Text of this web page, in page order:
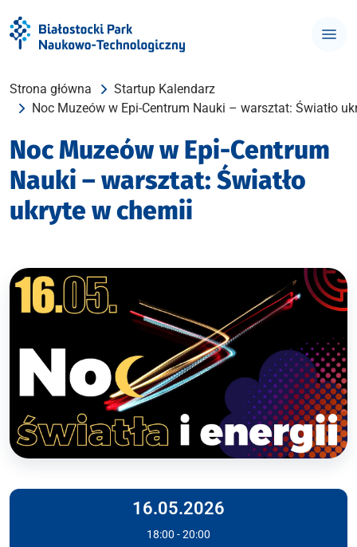
Strona główna
Startup Kalendarz
Noc Muzeów w Epi-Centrum Nauki – warsztat: Światło
Noc Muzeów w Epi-Centrum
Nauki – warsztat: Światło
ukryte w chemii
16.05.2026
18:00 - 20:00